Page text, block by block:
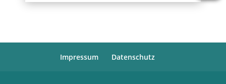
Impressum Datenschutz